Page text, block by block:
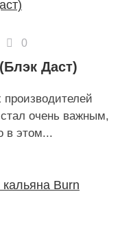
0
Даст)
стал очень важным,
в этом...